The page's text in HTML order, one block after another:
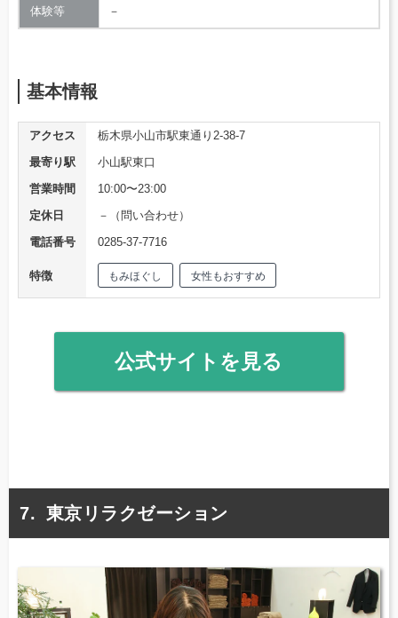
体験等 －
基本情報
アクセス
栃木県小山市駅東通り2-38-7
最寄り駅
小山駅東口
営業時間
10:00〜23:00
定休日
－（問い合わせ）
電話番号
0285-37-7716
特徴 もみほぐし 女性もおすすめ
公式サイトを見る
東京リラクゼーション